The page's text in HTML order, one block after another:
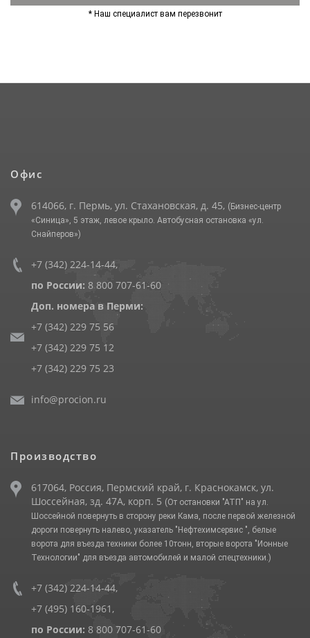
* Наш специалист вам перезвонит
Офис
614066, г. Пермь, ул. Стахановская, д. 45, (Бизнес-центр
«Синица», 5 этаж, левое крыло. Автобусная остановка «ул.
Снайперов»)
+7 (342) 224-14-44,
по России: 8 800 707-61-60
Доп. номера в Перми:
+7 (342) 229 75 56
+7 (342) 229 75 12
+7 (342) 229 75 23
info@procion.ru
Производство
617064, Россия, Пермский край, г. Краснокамск, ул.
Шоссейная, зд. 47А, корп. 5 (От остановки "АТП" на ул.
Шоссейной повернуть в сторону реки Кама, после первой железной
дороги повернуть налево, указатель "Нефтехимсервис ", белые
ворота для въезда техники более 10тонн, вторые ворота "Ионные
Технологии" для въезда автомобилей и малой спецтехники.)
+7 (342) 224-14-44,
+7 (495) 160-1961 ,
по России: 8 800 707-61-60